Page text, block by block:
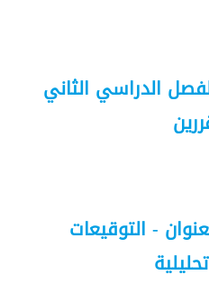
الدراسي الثاني
- التوقيعات